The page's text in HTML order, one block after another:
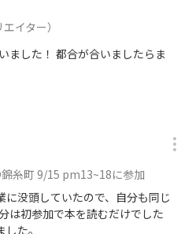
エイター）
ました！ 都合が合いましたらま
糸町 9/15 pm13~18に参加
没頭していたので、自分も同じ
は初参加で本を読むだけでした
た。